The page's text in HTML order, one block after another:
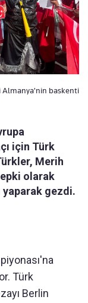
Almanya'nin baskenti
için Türk
Merih
olarak
gezdi.
Türk
Berlin